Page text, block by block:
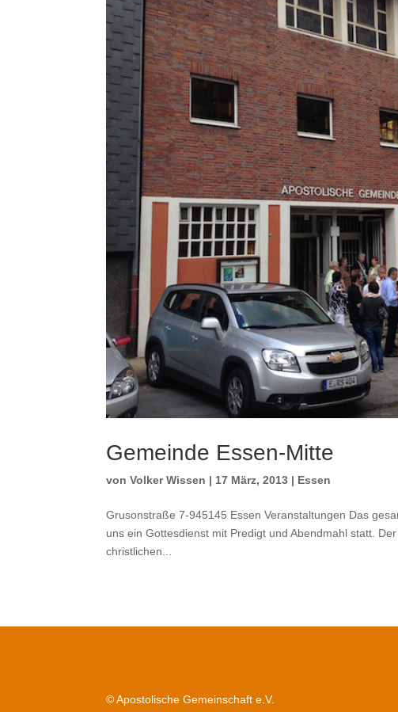
Gemeinde Essen-Mitte
vonVolker Wissen | 17 März, 2013 | Essen
Grusonstraße 7-945145 Essen Veranstaltungen Das
uns ein Gottesdienst mit Predigt und Abendmahl statt.
christlichen...
© Apostolische Gemeinschaft e.V.